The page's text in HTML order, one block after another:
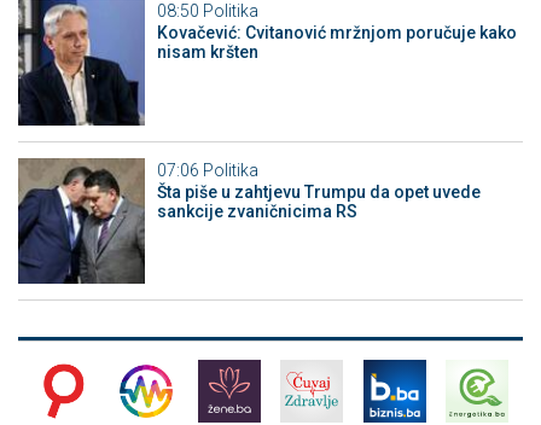
08:50 Politika
Kovačević: Cvitanović mržnjom poručuje kako
nisam kršten
07:06 Politika
Šta piše u zahtjevu Trumpu da opet uvede
sankcije zvaničnicima RS